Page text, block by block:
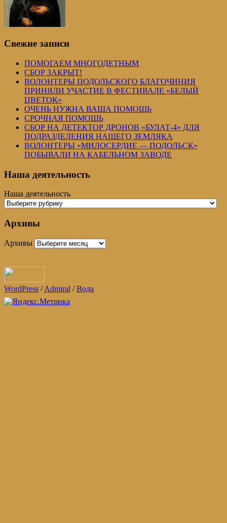
Свежие записи
ПОМОГАЕМ МНОГОДЕТНЫМ
СБОР ЗАКРЫТ!
ВОЛОНТЕРЫ ПОДОЛЬСКОГО БЛАГОЧИНИЯ
ПРИНЯЛИ УЧАСТИЕ В ФЕСТИВАЛЕ «БЕЛЫЙ
ЦВЕТОК»
ОЧЕНЬ НУЖНА ВАША ПОМОЩЬ
СРОЧНАЯ ПОМОЩЬ
СБОР НА ДЕТЕКТОР ДРОНОВ «БУЛАТ-4» ДЛЯ
ПОДРАЗДЕЛЕНИЯ НАШЕГО ЗЕМЛЯКА
ВОЛОНТЕРЫ «МИЛОСЕРДИЕ — ПОДОЛЬСК»
ПОБЫВАЛИ НА КАБЕЛЬНОМ ЗАВОДЕ
Наша деятельность
Наша деятельность
Архивы
Архивы
WordPress /Admiral /Вода